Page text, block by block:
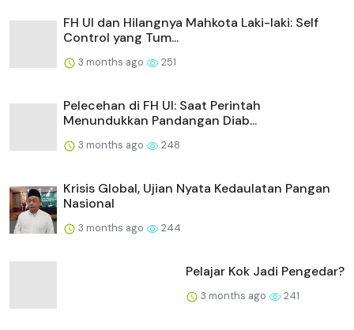
FH UI dan Hilangnya Mahkota Laki-laki: Self
Control yang Tum...
3 months ago 251
Pelecehan di FH UI: Saat Perintah
Menundukkan Pandangan Diab...
3 months ago 248
Krisis Global, Ujian Nyata Kedaulatan Pangan
Nasional
3 months ago 244
Pelajar Kok Jadi Pengedar?
3 months ago 241